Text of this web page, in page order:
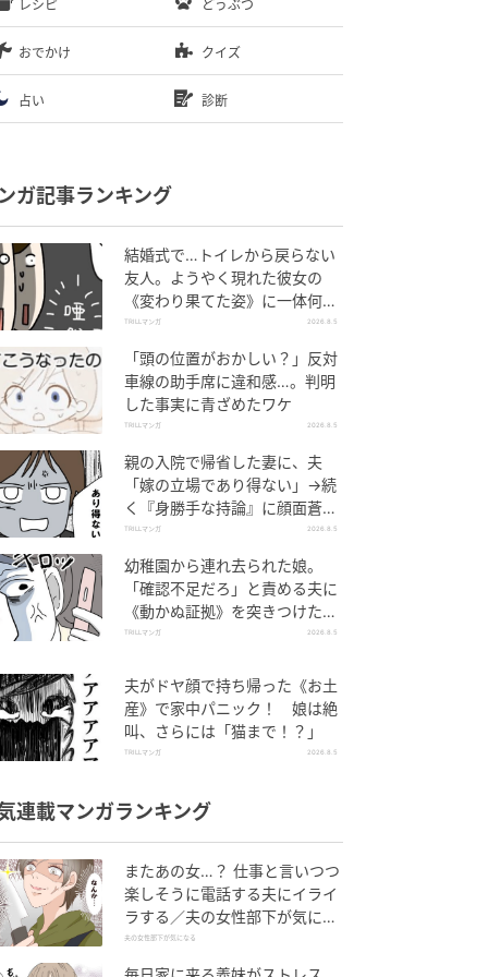
レシピ どうぶつ
おでかけ クイズ
占い 診断
ガ記事ランキング
結婚式で…トイレから戻らない
友人。ようやく現れた彼女の
《変わり果てた姿》に一体何
が！？
TRILLマンガ 2026.8.5
「頭の位置がおかしい？」反対
車線の助手席に違和感…。判明
した事実に青ざめたワケ
TRILLマンガ 2026.8.5
親の入院で帰省した妻に、夫
「嫁の立場であり得ない」→続
く『身勝手な持論』に顔面蒼
白！
TRILLマンガ 2026.8.5
幼稚園から連れ去られた娘。
「確認不足だろ」と責める夫に
《動かぬ証拠》を突きつけた結
果
TRILLマンガ 2026.8.5
夫がドヤ顔で持ち帰った《お土
産》で家中パニック！ 娘は絶
叫、さらには「猫まで！？」
TRILLマンガ 2026.8.5
連載マンガランキング
またあの女…？ 仕事と言いつつ
楽しそうに電話する夫にイライ
ラする／夫の女性部下が気にな
る（1）【夫婦の危機 まんが】
夫の女性部下が気になる